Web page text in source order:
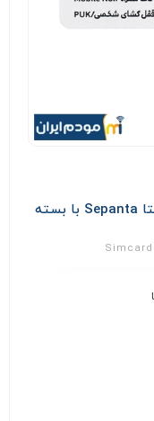
سیم کارت اینترنت ثابت TD-LTE سپنتا Sepanta با بسته
Simcard